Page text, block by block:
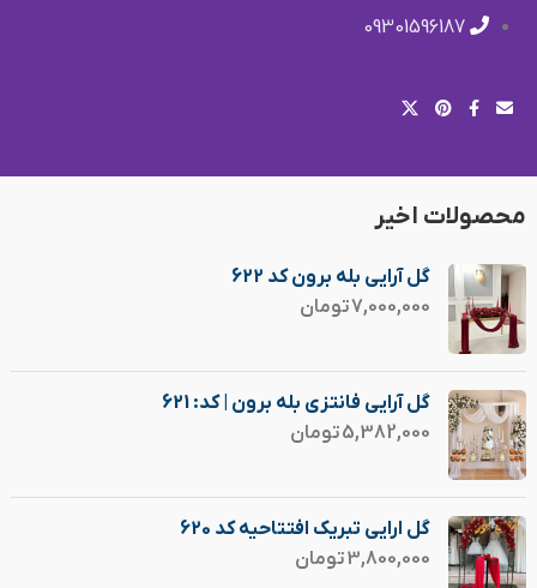
09301596187
محصولات اخیر
گل آرایی بله برون کد 622
7,000,000تومان
گل آرایی فانتزی بله برون | کد: 621
5,382,000تومان
گل ارایی تبریک افتتاحیه کد 620
3,800,000تومان